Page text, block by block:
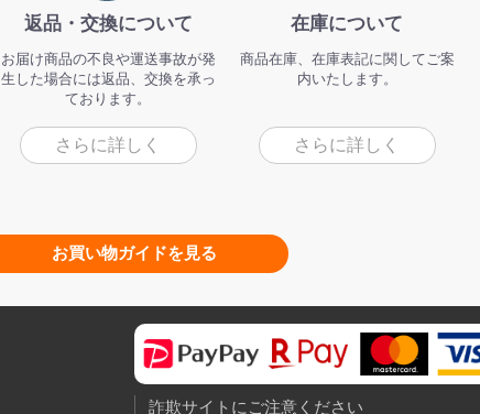
返品・交換について
お届け商品の不良や運送事故が発
生した場合には返品、交換を承っ
ております。
さらに詳しく
在庫について
商品在庫、在庫表記に関してご案
内いたします。
さらに詳しく
お買い物ガイドを見る
詐欺サイトにご注意ください